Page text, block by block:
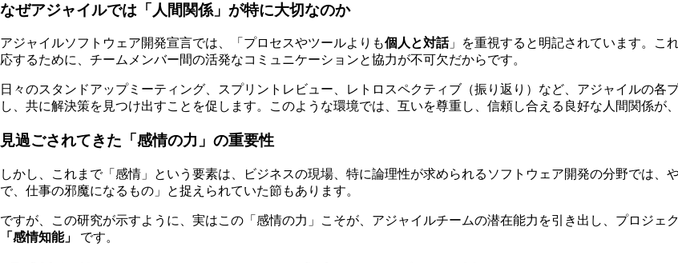
なぜアジャイルでは「人間関係」が特に大切なのか
アジャイルソフトウェア開発宣言では、「プロセスやツールよりも個人と対話」を重視すると明記されています。こ
応するために、チームメンバー間の活発なコミュニケーションと協力が不可欠だからです。
日々のスタンドアップミーティング、スプリントレビュー、レトロスペクティブ（振り返り）など、アジャイルの
し、共に解決策を見つけ出すことを促します。このような環境では、互いを尊重し、信頼し合える良好な人間関係が
見過ごされてきた「感情の力」の重要性
しかし、これまで「感情」という要素は、ビジネスの現場、特に論理性が求められるソフトウェア開発の分野では
で、仕事の邪魔になるもの」と捉えられていた節もあります。
ですが、この研究が示すように、実はこの「感情の力」こそが、アジャイルチームの潜在能力を引き出し、プロジ
「感情知能」
です。